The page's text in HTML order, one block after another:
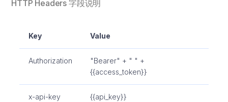
HTTP Headers 字段说明
Key Value
Authorization
"Bearer" + " " +
{{access_token}}
x-api-key {{api_key}}